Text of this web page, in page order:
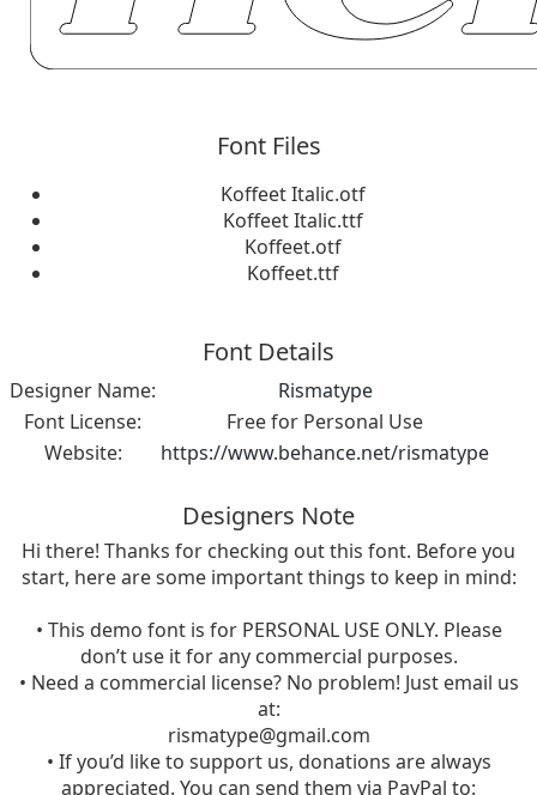
Font Files
Koffeet Italic.otf
Koffeet Italic.ttf
Koffeet.otf
Koffeet.ttf
Font Details
Designer Name:
Rismatype
Font License:
Free for Personal Use
Website:
https://www.behance.net/rismatype
Designers Note
Hi there! Thanks for checking out this font. Before you
start, here are some important things to keep in mind:
• This demo font is for PERSONAL USE ONLY. Please
don’t use it for any commercial purposes.
• Need a commercial license? No problem! Just email us
at:
rismatype@gmail.com
• If you’d like to support us, donations are always
appreciated. You can send them via PayPal to: